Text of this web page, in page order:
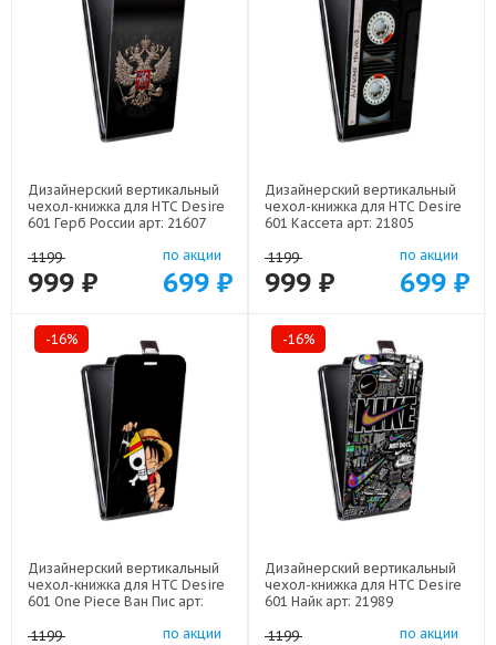
Дизайнерский вертикальный
чехол-книжка для HTC Desire
601 Герб России арт: 21607
1199
999 ₽
по акции
699 ₽
Дизайнерский вертикальный
чехол-книжка для HTC Desire
601 Кассета арт: 21805
1199
999 ₽
по акции
699 ₽
-16%
Дизайнерский вертикальный
чехол-книжка для HTC Desire
601 One Piece Ван Пис арт:
1199
по акции
-16%
Дизайнерский вертикальный
чехол-книжка для HTC Desire
601 Найк арт: 21989
1199 по акции